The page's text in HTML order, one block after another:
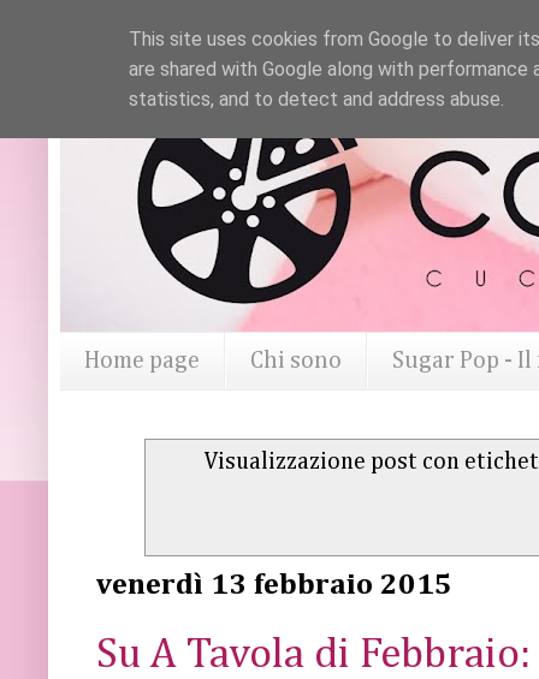
Home page Chi sono Sugar Pop -
Visualizzazione post con
venerdì 13 febbraio 2015
Su A Tavola di
This site uses cookies from Google to deliver
are shared with Google along with
statistics, and to detect and address abuse.